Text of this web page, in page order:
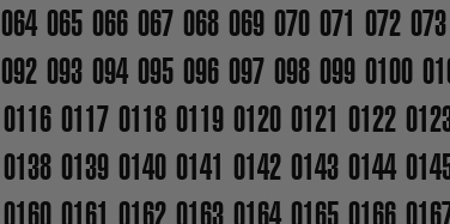
064 065 066 067 068 069 070 071 072 073
092 093 094 095 096 097 098 099 0100
0116 0117 0118 0119 0120 0121 0122
0138 0139 0140 0141 0142 0143 0144
0160 0161 0162 0163 0164 0165 0166